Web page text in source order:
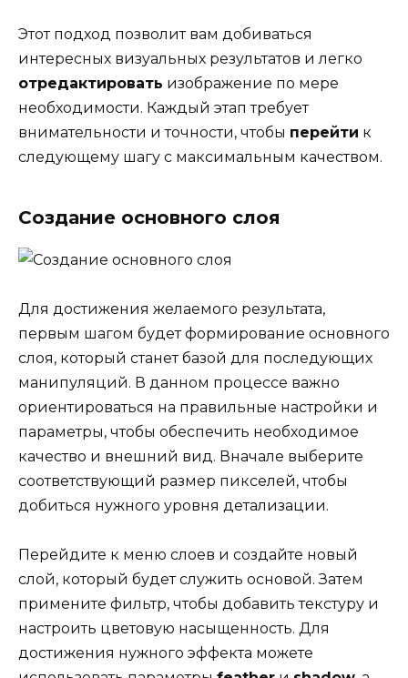
Этот подход позволит вам добиваться
интересных визуальных результатов и легко
отредактировать изображение по мере
необходимости. Каждый этап требует
внимательности и точности, чтобы перейти к
следующему шагу с максимальным качеством.
Создание основного слоя
Для достижения желаемого результата,
первым шагом будет формирование основного
слоя, который станет базой для последующих
манипуляций. В данном процессе важно
ориентироваться на правильные настройки и
параметры, чтобы обеспечить необходимое
качество и внешний вид. Вначале выберите
соответствующий размер пикселей, чтобы
добиться нужного уровня детализации.
Перейдите к меню слоев и создайте новый
слой, который будет служить основой. Затем
примените фильтр, чтобы добавить текстуру и
настроить цветовую насыщенность. Для
достижения нужного эффекта можете